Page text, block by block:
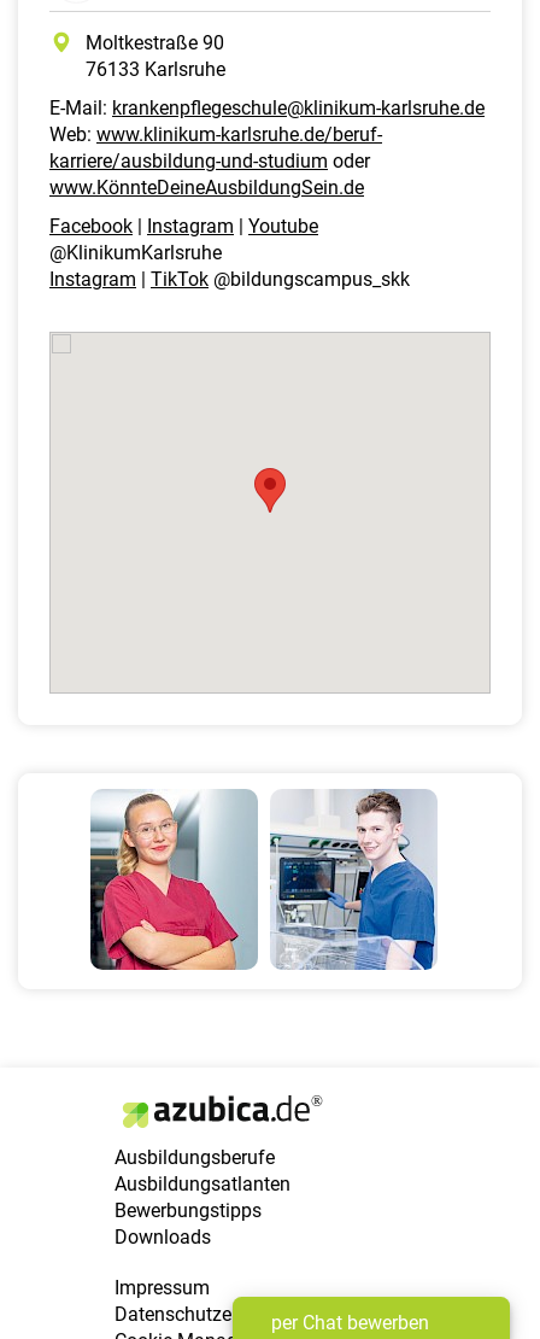
Moltkestraße 90
76133 Karlsruhe
E-Mail: krankenpflegeschule@klinikum-karlsruhe.de
Web: www.klinikum-karlsruhe.de/beruf-
karriere/ausbildung-und-studium oder
www.KönnteDeineAusbildungSein.de
Facebook | Instagram | Youtube
@KlinikumKarlsruhe
Instagram | TikTok @bildungscampus_skk
per Chat bewerben
Ausbildungsberufe
Ausbildungsatlanten
Bewerbungstipps
Downloads
Impressum
Datenschutzerklärung